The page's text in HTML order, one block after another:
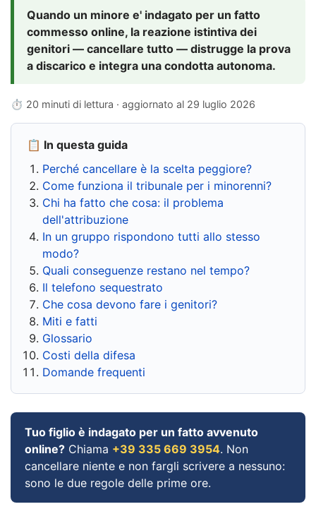
Quando un minore e' indagato per un fatto
commesso online, la reazione istintiva dei
genitori — cancellare tutto — distrugge la prova
a discarico e integra una condotta autonoma.
⏱ 20 minuti di lettura · aggiornato al 29 luglio 2026
📋 In questa guida
Perché cancellare è la scelta peggiore?
Come funziona il tribunale per i minorenni?
Chi ha fatto che cosa: il problema
dell'attribuzione
In un gruppo rispondono tutti allo stesso
modo?
Quali conseguenze restano nel tempo?
Il telefono sequestrato
Che cosa devono fare i genitori?
Miti e fatti
Glossario
Costi della difesa
Domande frequenti
Tuo figlio è indagato per un fatto avvenuto
online? Chiama +39 335 669 3954. Non
cancellare niente e non fargli scrivere a nessuno:
sono le due regole delle prime ore.